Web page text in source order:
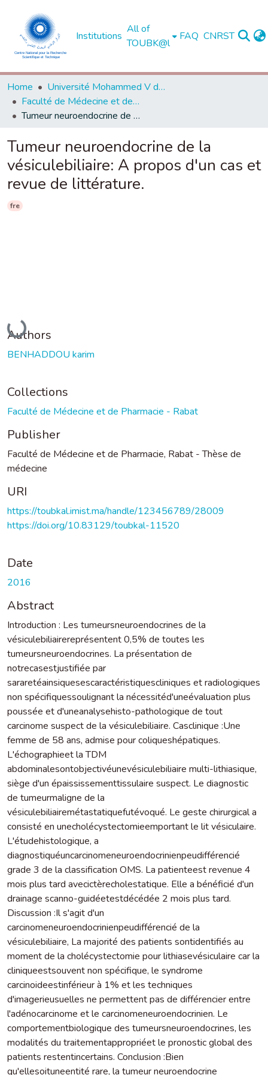
Institutions
All of
TOUBK@l
FAQ CNRST
Home
Université Mohammed V de Rabat
Faculté de Médecine et de Pharmacie - Rabat
Tumeur neuroendocrine de la vésiculebiliaire: A propos d'un cas et revue de littérature.
Tumeur neuroendocrine de la
vésiculebiliaire: A propos d'un cas et
revue de littérature.
fre
Loading...
Authors
BENHADDOU karim
Collections
Faculté de Médecine et de Pharmacie - Rabat
Publisher
Faculté de Médecine et de Pharmacie, Rabat - Thèse de
médecine
URI
https://toubkal.imist.ma/handle/123456789/28009
https://doi.org/10.83129/toubkal-11520
Date
2016
Abstract
Introduction : Les tumeursneuroendocrines de la
vésiculebiliairereprésentent 0,5% de toutes les
tumeursneuroendocrines. La présentation de
notrecasestjustifiée par
sararetéainsiquesescaractéristiquescliniques et radiologiques
non spécifiquessoulignant la nécessitéd'uneévaluation plus
poussée et d'uneanalysehisto-pathologique de tout
carcinome suspect de la vésiculebiliaire. Casclinique :Une
femme de 58 ans, admise pour coliqueshépatiques.
L'échographieet la TDM
abdominalesontobjectivéunevésiculebiliaire multi-lithiasique,
siège d'un épaississementtissulaire suspect. Le diagnostic
de tumeurmaligne de la
vésiculebiliairemétastatiquefutévoqué. Le geste chirurgical a
consisté en unecholécystectomieemportant le lit vésiculaire.
L'étudehistologique, a
diagnostiquéuncarcinomeneuroendocrinienpeudifférencié
grade 3 de la classification OMS. La patienteest revenue 4
mois plus tard avecictèrecholestatique. Elle a bénéficié d'un
drainage scanno-guidéetestdécédée 2 mois plus tard.
Discussion :Il s'agit d'un
carcinomeneuroendocrinienpeudifférencié de la
vésiculebiliaire, La majorité des patients sontidentifiés au
moment de la cholécystectomie pour lithiasevésiculaire car la
cliniqueestsouvent non spécifique, le syndrome
carcinoideestinférieur à 1% et les techniques
d'imagerieusuelles ne permettent pas de différencier entre
l'adénocarcinome et le carcinomeneuroendocrinien. Le
comportementbiologique des tumeursneuroendocrines, les
modalités du traitementappropriéet le pronostic global des
patients restentincertains. Conclusion :Bien
qu'ellesoituneentité rare, la tumeur neuroendocrine